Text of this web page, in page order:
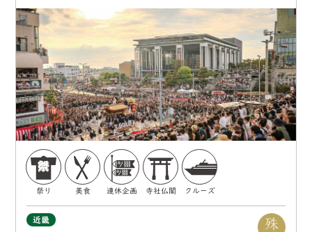
祭り 美食 連休企画 寺社仏閣 クルーズ
近畿